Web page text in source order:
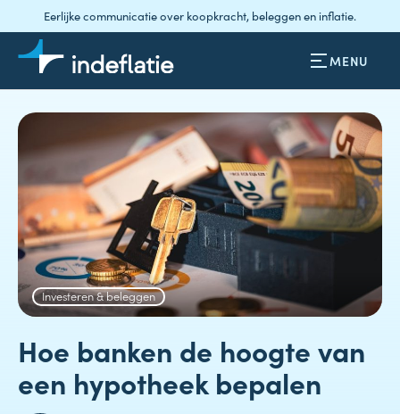
Eerlijke communicatie over koopkracht, beleggen en inflatie.
MENU
Hoe banken de hoogte van
een hypotheek bepalen
Investeren & beleggen